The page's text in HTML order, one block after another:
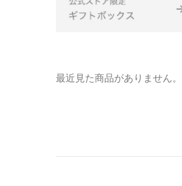
最近見た商品がありません。